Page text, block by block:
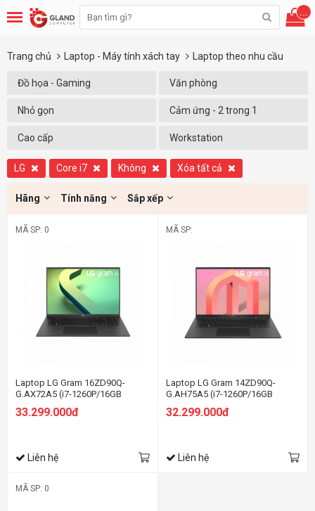
...
Trang chủ Laptop - Máy tính xách tay Laptop theo nhu cầu
Đồ họa - Gaming Văn phòng
Nhỏ gọn Cảm ứng - 2 trong 1
Cao cấp Workstation
LG Core i7 Không Xóa tất cả
Hãng Tính năng Sắp xếp
MÃ SP: 0
Laptop LG Gram 16ZD90Q-
G.AX72A5 (i7-1260P/16GB
WQXGA/Dos/Đen) (2022)
33.299.000đ
Liên hệ
MÃ SP:
Laptop LG Gram 14ZD90Q-
G.AH75A5 (i7-1260P/16GB
WUXGA/Win11/Đen) (2022)
32.299.000đ
Liên hệ
MÃ SP: 0